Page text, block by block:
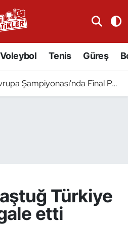
Voleybol Tenis Güreş
Şampiyonası'nda Final Peşinde
Türkiye
etti